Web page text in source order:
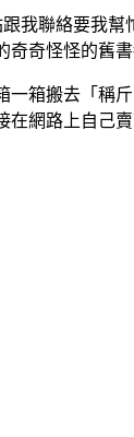
跟我聯絡要我幫
奇怪怪的舊
箱搬去「稱
網路上自己賣